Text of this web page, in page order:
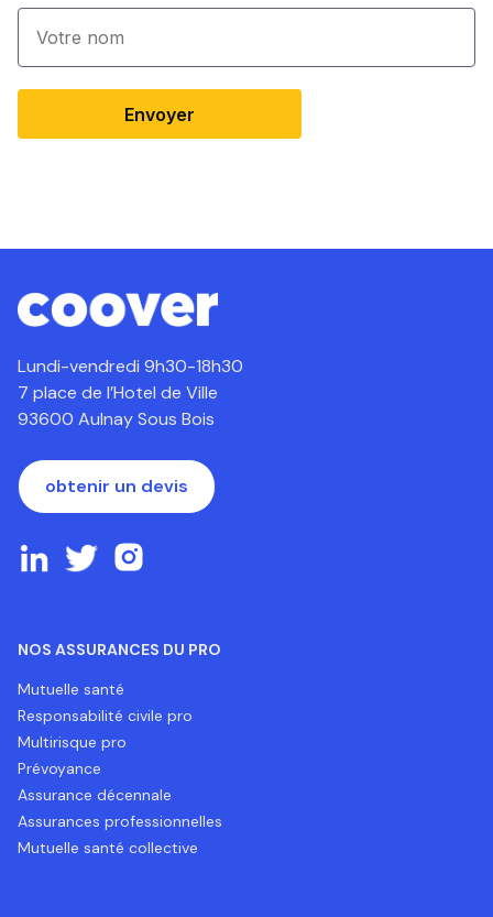
Envoyer
Lundi-vendredi 9h30-18h30
7 place de l’Hotel de Ville
93600 Aulnay Sous Bois
obtenir un devis
NOS ASSURANCES DU PRO
Mutuelle santé
Responsabilité civile pro
Multirisque pro
Prévoyance
Assurance décennale
Assurances professionnelles
Mutuelle santé collective